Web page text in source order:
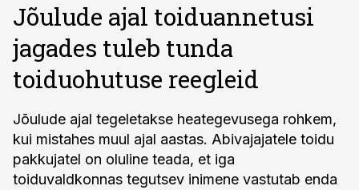
Jõulude ajal toiduannetusi
jagades tuleb tunda
toiduohutuse reegleid
Jõulude ajal tegeletakse heategevusega rohkem,
kui mistahes muul ajal aastas. Abivajajatele toidu
pakkujatel on oluline teada, et iga
toiduvaldkonnas tegutsev inimene vastutab enda